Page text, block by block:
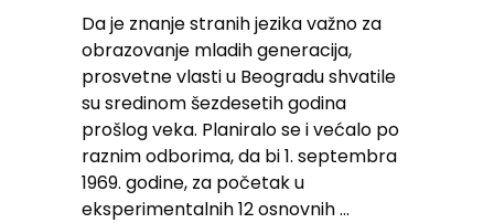
Da je znanje stranih jezika važno za
obrazovanje mladih generacija,
prosvetne vlasti u Beogradu shvatile
su sredinom šezdesetih godina
prošlog veka. Planiralo se i većalo po
raznim odborima, da bi 1. septembra
1969. godine, za početak u
eksperimentalnih 12 osnovnih